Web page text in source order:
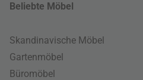
Beliebte Möbel
Skandinavische Möbel
Gartenmöbel
Büromöbel